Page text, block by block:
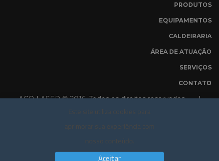
Este site utiliza cookies para
aprimorar sua experiência com
nosso conteúdo.
PRODUTOS
EQUIPAMENTOS
CALDEIRARIA
ÁREA DE ATUAÇÃO
SERVIÇOS
CONTATO
AÇO LASER © 2016. Todos os direitos reservados |
POLÍTICA DE PRIVACIDADE